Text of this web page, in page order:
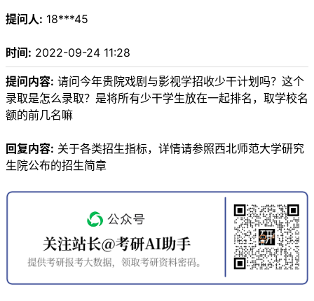
提问人: 18***45
时间: 2022-09-24 11:28
提问内容: 请问今年贵院戏剧与影视学招收少干计划吗？这个
录取是怎么录取？是将所有少干学生放在一起排名，取学校名
额的前几名嘛
回复内容: 关于各类招生指标，详情请参照西北师范大学研究
生院公布的招生简章